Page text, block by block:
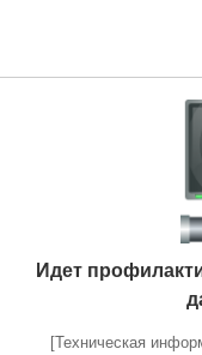
Идет
[Техническая